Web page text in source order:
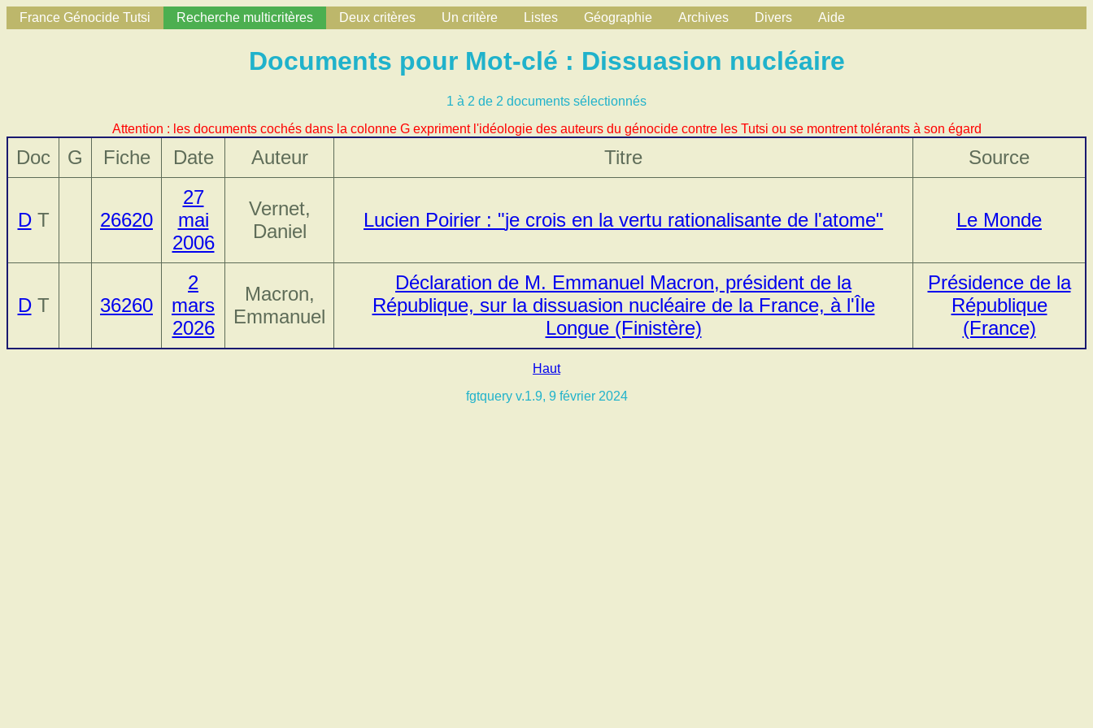
France Génocide Tutsi Recherche multicritères Deux critères Un critère Listes Géographie Archives Divers Aide
Documents pour Mot-clé : Dissuasion nucléaire
1 à 2 de 2 documents sélectionnés
Attention : les documents cochés dans la colonne G expriment l'idéologie des auteurs du génocide contre les Tutsi ou se montrent tolérants à son égard
Doc G Fiche Date Auteur Titre Source
DT 26620
27
mai
2006
Vernet,
Daniel
Lucien Poirier : je crois en la vertu rationalisante de l'atome Le Monde
DT 36260
2
mars
2026
Macron,
Emmanuel
Déclaration de M. Emmanuel Macron, président de la
République, sur la dissuasion nucléaire de la France, à l'Île
Longue (Finistère)
Présidence de la
République
(France)
Haut
fgtquery v.1.9, 9 février 2024